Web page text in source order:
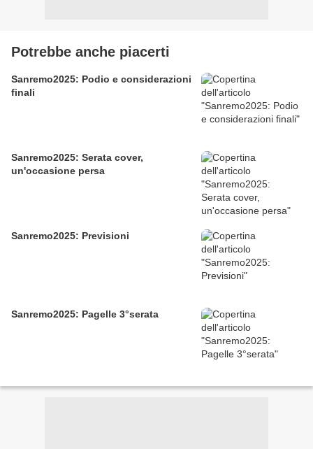
Potrebbe anche piacerti
Sanremo2025: Podio e considerazioni
finali
Sanremo2025: Serata cover,
un'occasione persa
Sanremo2025: Previsioni
Sanremo2025: Pagelle 3°serata